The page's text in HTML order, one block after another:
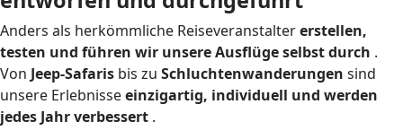
Anders als herkömmliche Reiseveranstaltererstellen,
testen und führen wir unsere Ausflüge selbst durch .
Von Jeep-Safaris bis zu Schluchtenwanderungen sind
unsere Erlebnisseeinzigartig, individuell und werden
jedes Jahr verbessert .